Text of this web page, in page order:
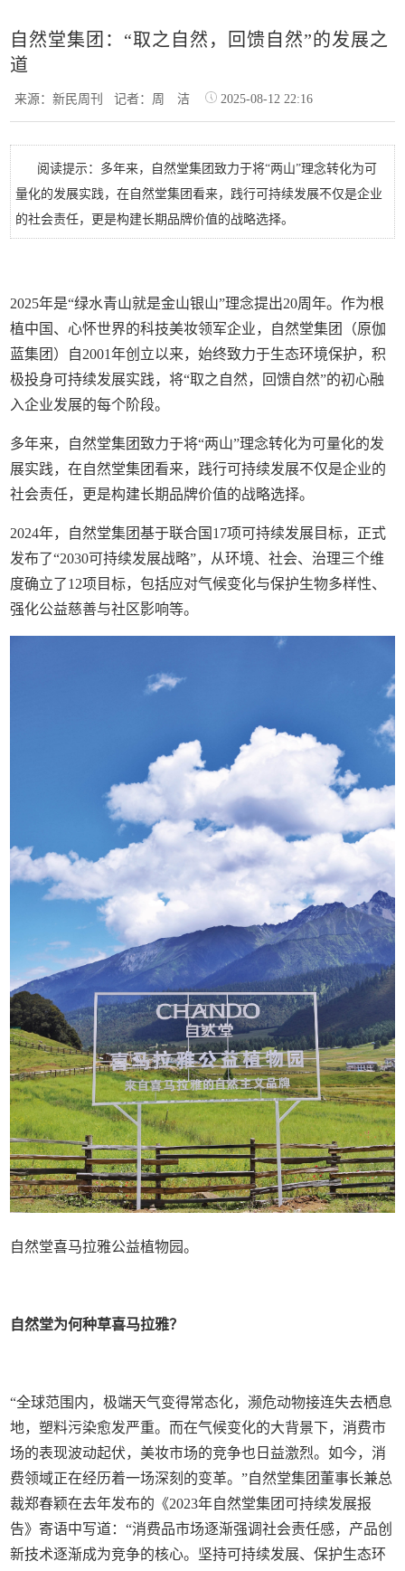
自然堂集团：“取之自然，回馈自然”的发展之
道
来源：新民周刊记者：周 洁 2025-08-12 22:16
阅读提示：多年来，自然堂集团致力于将“两山”理念转化为可
量化的发展实践，在自然堂集团看来，践行可持续发展不仅是企业
的社会责任，更是构建长期品牌价值的战略选择。
2025年是“绿水青山就是金山银山”理念提出20周年。作为根
植中国、心怀世界的科技美妆领军企业，自然堂集团（原伽
蓝集团）自2001年创立以来，始终致力于生态环境保护，积
极投身可持续发展实践，将“取之自然，回馈自然”的初心融
入企业发展的每个阶段。
多年来，自然堂集团致力于将“两山”理念转化为可量化的发
展实践，在自然堂集团看来，践行可持续发展不仅是企业的
社会责任，更是构建长期品牌价值的战略选择。
2024年，自然堂集团基于联合国17项可持续发展目标，正式
发布了“2030可持续发展战略”，从环境、社会、治理三个维
度确立了12项目标，包括应对气候变化与保护生物多样性、
强化公益慈善与社区影响等。
自然堂喜马拉雅公益植物园。
自然堂为何种草喜马拉雅？
“全球范围内，极端天气变得常态化，濒危动物接连失去栖息
地，塑料污染愈发严重。而在气候变化的大背景下，消费市
场的表现波动起伏，美妆市场的竞争也日益激烈。如今，消
费领域正在经历着一场深刻的变革。”自然堂集团董事长兼总
裁郑春颖在去年发布的《2023年自然堂集团可持续发展报
告》寄语中写道：“消费品市场逐渐强调社会责任感，产品创
新技术逐渐成为竞争的核心。坚持可持续发展、保护生态环